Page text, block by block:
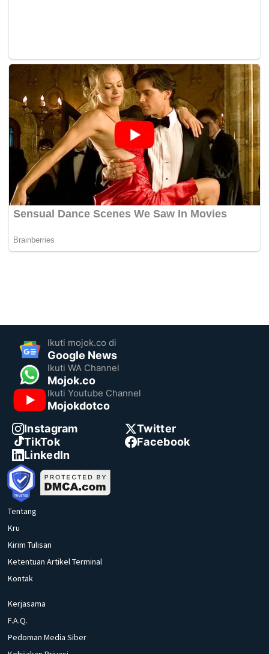
Ikuti mojok.co di
Google News
Ikuti WA Channel
Mojok.co
Ikuti Youtube Channel
Mojokdotco
Instagram
Twitter
TikTok
Facebook
LinkedIn
Tentang
Kru
Kirim Tulisan
Ketentuan Artikel Terminal
Kontak
Kerjasama
F.A.Q.
Pedoman Media Siber